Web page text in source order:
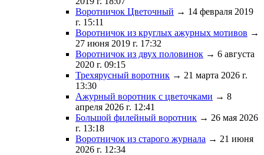
Воротничок Цветочный → 14 февраля 2019
г. 15:11
Воротничок из круглых ажурных мотивов →
27 июня 2019 г. 17:32
Воротничок из двух половинок → 6 августа
2020 г. 09:15
Трехярусный воротник → 21 марта 2026 г.
13:30
Ажурный воротник с цветочками → 8
апреля 2026 г. 12:41
Большой филейный воротник → 26 мая 2026
г. 13:18
Воротничок из старого журнала → 21 июня
2026 г. 12:34